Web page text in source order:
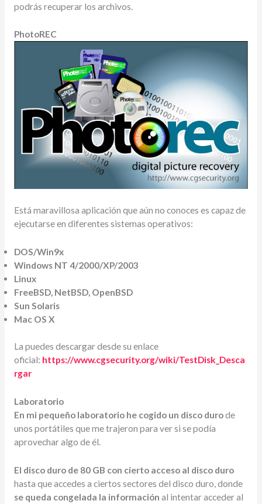
podrás recuperar los archivos.
PhotoREC
Está maravillosa aplicación que aún no conoces es capaz de
ejecutarse en diferentes sistemas operativos:
DOS/Win9x
Windows NT 4/2000/XP/2003
Linux
FreeBSD, NetBSD, OpenBSD
Sun Solaris
Mac OS X
La puedes descargar desde su enlace
oficial: https://www.cgsecurity.org/wiki/TestDisk_Desca
rgar
Laboratorio
En mi pequeño laboratorio he cogido un disco durode
unos portátiles que me trajeron para ver si se podía
aprovechar algo de él.
El disco duro de 80 GB con cierto acceso al disco duro
hasta que accedes a ciertos sectores del disco duro, donde
se queda congelada la información al intentar acceder al